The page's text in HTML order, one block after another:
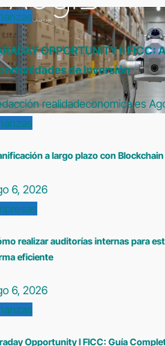
OPPORTUNITY II
de Inversión
realidadeconomica.es
a largo plazo con
6, 2026
realizar auditorías internas para
eficiente
6, 2026
Opportunity I FICC: Guía